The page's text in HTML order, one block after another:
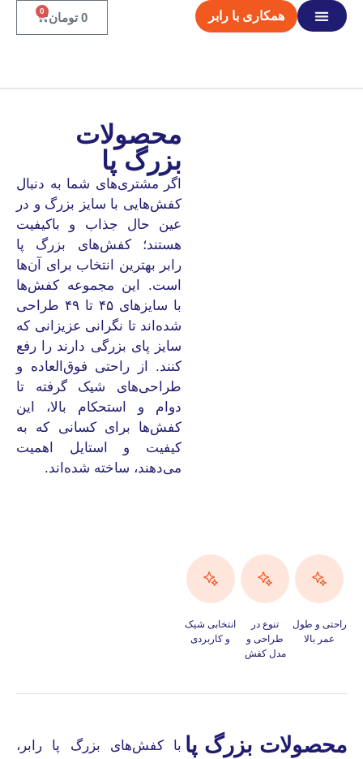
همکاری با رابر 0 تومان 0
محصولات
بزرگ پا
اگر مشتری‌های شما به دنبال
کفش‌هایی با سایز بزرگ و در
عین حال جذاب و باکیفیت
هستند؛ کفش‌های بزرگ پا
رابر بهترین انتخاب برای آن‌ها
است. این مجموعه کفش‌ها
با سایزهای ۴۵ تا ۴۹ طراحی
شده‌اند تا نگرانی عزیزانی که
سایز پای بزرگی دارند را رفع
کنند. از راحتی فوق‌العاده و
طراحی‌های شیک گرفته تا
دوام و استحکام بالا، این
کفش‌ها برای کسانی که به
کیفیت و استایل اهمیت
می‌دهند، ساخته شده‌اند.
راحتی و طول
عمر بالا
تنوع در
طراحی و
مدل کفش
انتخابی شیک
و کاربردی
با کفش‌های بزرگ پا رابر، محصولات بزرگ پا